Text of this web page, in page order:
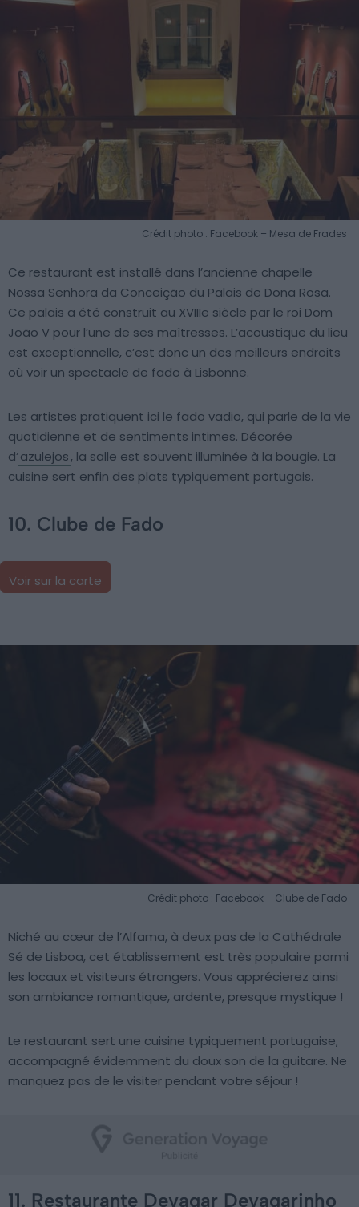
Crédit photo : Facebook – Mesa de Frades
Ce restaurant est installé dans l’ancienne chapelle
Nossa Senhora da Conceição du Palais de Dona Rosa.
Ce palais a été construit au XVIIIe siècle par le roi Dom
João V pour l’une de ses maîtresses. L’acoustique du lieu
est exceptionnelle, c’est donc un des meilleurs endroits
où voir un spectacle de fado à Lisbonne.
Les artistes pratiquent ici le fado vadio, qui parle de la vie
quotidienne et de sentiments intimes. Décorée
d’azulejos, la salle est souvent illuminée à la bougie. La
cuisine sert enfin des plats typiquement portugais.
10. Clube de Fado
Voir sur la carte
Crédit photo : Facebook – Clube de Fado
Niché au cœur de l’Alfama, à deux pas de la Cathédrale
Sé de Lisboa, cet établissement est très populaire parmi
les locaux et visiteurs étrangers. Vous apprécierez ainsi
son ambiance romantique, ardente, presque mystique !
Le restaurant sert une cuisine typiquement portugaise,
accompagné évidemment du doux son de la guitare. Ne
manquez pas de le visiter pendant votre séjour !
11. Restaurante Devagar Devagarinho